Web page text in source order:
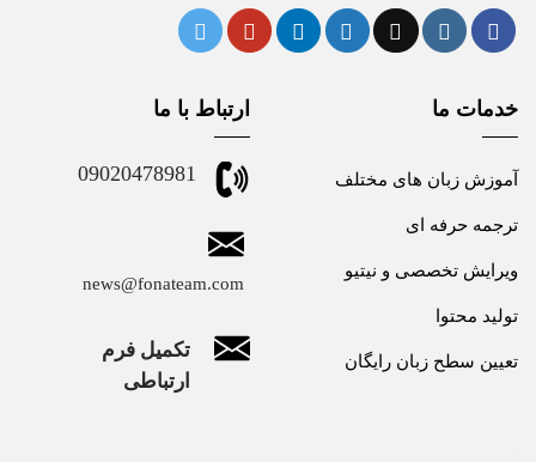
خدمات ما
آموزش زبان های مختلف
ترجمه حرفه ای
ویرایش تخصصی و نیتیو
تولید محتوا
تعیین سطح زبان رایگان
ارتباط با ما
09020478981
news@fonateam.com
تکمیل فرم
ارتباطی